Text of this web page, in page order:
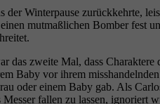
der Winterpause zurückkehrte,
mutmaßlichen Bomber fest
das zweite Mal, dass
Baby vor ihrem
oder einem Baby gab. Als
fallen zu lassen, ignoriert